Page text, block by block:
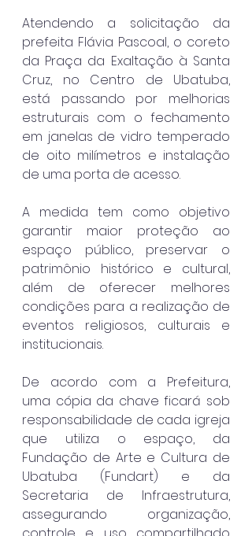
Atendendo a solicitação da
prefeita Flávia Pascoal, o coreto
da Praça da Exaltação à Santa
Cruz, no Centro de Ubatuba,
está passando por melhorias
estruturais com o fechamento
em janelas de vidro temperado
de oito milímetros e instalação
de uma porta de acesso.
A medida tem como objetivo
garantir maior proteção ao
espaço público, preservar o
patrimônio histórico e cultural,
além de oferecer melhores
condições para a realização de
eventos religiosos, culturais e
institucionais.
De acordo com a Prefeitura,
uma cópia da chave ficará sob
responsabilidade de cada igreja
que utiliza o espaço, da
Fundação de Arte e Cultura de
Ubatuba (Fundart) e da
Secretaria de Infraestrutura,
assegurando organização,